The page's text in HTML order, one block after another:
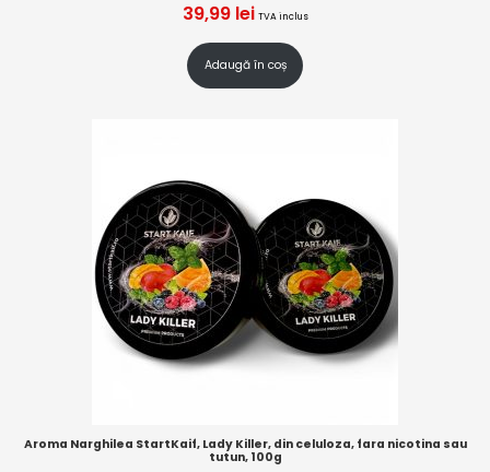
39,99 lei TVA inclus
Adaugă în coș
Aroma Narghilea StartKaif, Lady Killer, din celuloza, fara nicotina sau
tutun, 100g